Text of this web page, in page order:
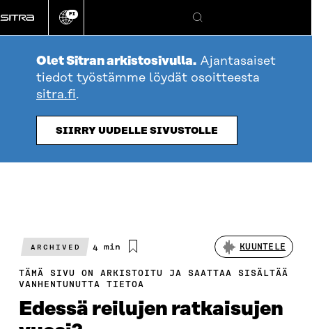
suoraan
sisältöön
Vaihda
kieli
FI
Hae
Olet Sitran arkistosivulla. Ajantasaiset
tiedot työstämme löydät osoitteesta
sitra.fi.
SIIRRY UUDELLE SIVUSTOLLE
ARCHIVED
Arvioitu
4 min KUUNTELE
TÄMÄ SIVU ON ARKISTOITU JA SAATTAA SISÄLTÄÄ
VANHENTUNUTTA TIETOA
Edessä reilujen ratkaisujen